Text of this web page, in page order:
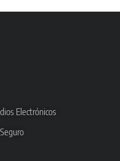
Electrónicos